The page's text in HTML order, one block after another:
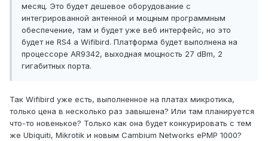
месяц. Это будет дешевое оборудование с
интегрированной антенной и мощным программным
обеспечение, там и будет уже веб интерфейс, но это
будет не RS4 а Wifibird. Платформа будет выполнена на
процессоре AR9342, выходная мощность 27 dBm, 2
гигабитных порта.
Так Wifibird уже есть, выполненное на платах микротика,
только цена в несколько раз завышена? Или там планируется
что-то новенькое? Только как она будет конкурировать с тем
же Ubiquiti, Mikrotik и новым Cambium Networks ePMP 1000?